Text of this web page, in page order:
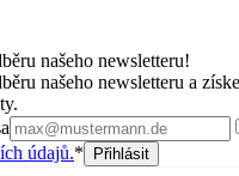
našeho newsletteru!
našeho newsletteru a
údajů.*